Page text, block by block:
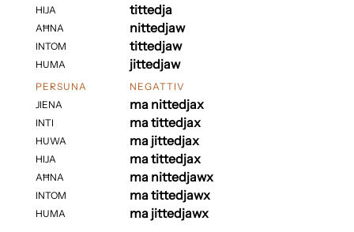
HIJA
AĦNA
INTOM
HUMA
tittedja
nittedjaw
tittedjaw
jittedjaw
PERSUNA
JIENA
INTI
HUWA
HIJA
AĦNA
INTOM
HUMA
NEGATTIV
ma nittedjax
ma tittedjax
ma jittedjax
ma tittedjax
ma nittedjawx
ma tittedjawx
ma jittedjawx